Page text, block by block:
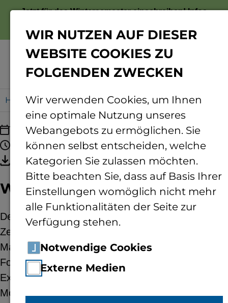
Jetzt für das Wintersemester einschreiben!Infos
Home WiMa für Schulen
11.09.2026
08:00 - 13:15 Uhr
Termin speichern
WiMa für Schulen
Der Mainzer Wissenschaftsmarkt öffnet seine
Zelte exklusiv für Schulklassen. Der Platz der
Mainzer Republik wird zum lebendigen Labor:
Forschung zum Anfassen, spannende
Experimente und innovative Projekte unter dem
Motto “Mensch und Regionen”.
WIR NUTZEN AUF DIESER
WEBSITE COOKIES ZU
FOLGENDEN ZWECKEN
Wir verwenden Cookies, um Ihnen
eine optimale Nutzung unseres
Webangebots zu ermöglichen. Sie
können selbst entscheiden, welche
Kategorien Sie zulassen möchten.
Bitte beachten Sie, dass auf Basis Ihrer
Einstellungen womöglich nicht mehr
alle Funktionalitäten der Seite zur
Verfügung stehen.
Notwendige Cookies
Externe Medien